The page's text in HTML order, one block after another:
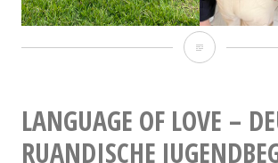
Vor
Austausch
ist
LANGUAGE OF LOVE –
RUANDISCHE